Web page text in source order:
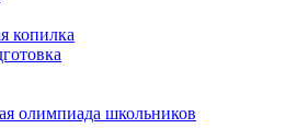
копилка
олимпиада школьников